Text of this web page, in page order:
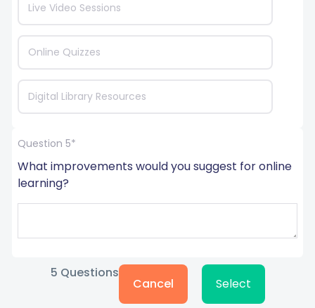
Live Video Sessions
Online Quizzes
Digital Library Resources
Question 5*
What improvements would you suggest for online
learning?
5 Questions
Cancel Select